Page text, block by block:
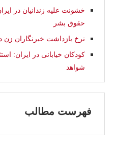
خشونت علیه زندانیان در
حقوق بشر
نرخ بازداشت خبرنگاران زن
کودکان خیابانی در ایران:
شواهد
فهرست مطالب